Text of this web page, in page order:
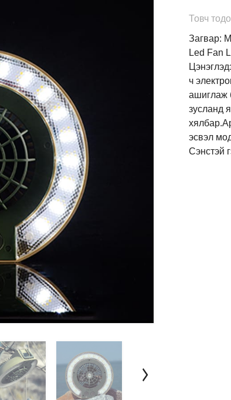
Товч
Загвар:
Led Fan
ч
ашиглаж
зусланд
эсвэл
Сэнстэй